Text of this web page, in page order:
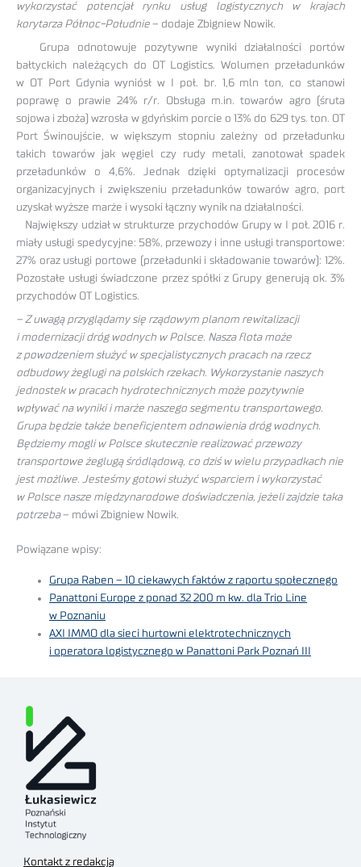
wykorzystać potencjał rynku usług logistycznych w krajach
korytarza Północ-Południe – dodaje Zbigniew Nowik.
Grupa odnotowuje pozytywne wyniki działalności portów
bałtyckich należących do OT Logistics. Wolumen przeładunków
w OT Port Gdynia wyniósł w I poł. br. 1,6 mln ton, co stanowi
poprawę o prawie 24% r/r. Obsługa m.in. towarów agro (śruta
sojowa i zboża) wzrosła w gdyńskim porcie o 13% do 629 tys. ton. OT
Port Świnoujście, w większym stopniu zależny od przeładunku
takich towarów jak węgiel czy rudy metali, zanotował spadek
przeładunków o 4,6%. Jednak dzięki optymalizacji procesów
organizacyjnych i zwiększeniu przeładunków towarów agro, port
uzyskał wyższe marże i wysoki łączny wynik na działalności.
Największy udział w strukturze przychodów Grupy w I poł. 2016 r.
miały usługi spedycyjne: 58%, przewozy i inne usługi transportowe:
27% oraz usługi portowe (przeładunki i składowanie towarów): 12%.
Pozostałe usługi świadczone przez spółki z Grupy generują ok. 3%
przychodów OT Logistics.
– Z uwagą przyglądamy się rządowym planom rewitalizacji
i modernizacji dróg wodnych w Polsce. Nasza flota może
z powodzeniem służyć w specjalistycznych pracach na rzecz
odbudowy żeglugi na polskich rzekach. Wykorzystanie naszych
jednostek w pracach hydrotechnicznych może pozytywnie
wpływać na wyniki i marże naszego segmentu transportowego.
Grupa będzie także beneficjentem odnowienia dróg wodnych.
Będziemy mogli w Polsce skutecznie realizować przewozy
transportowe żeglugą śródlądową, co dziś w wielu przypadkach nie
jest możliwe. Jesteśmy gotowi służyć wsparciem i wykorzystać
w Polsce nasze międzynarodowe doświadczenia, jeżeli zajdzie taka
potrzeba– mówi Zbigniew Nowik.
Powiązane wpisy:
Grupa Raben – 10 ciekawych faktów z raportu społecznego
Panattoni Europe z ponad 32 200 m kw. dla Trio Line
w Poznaniu
AXI IMMO dla sieci hurtowni elektrotechnicznych
i operatora logistycznego w Panattoni Park Poznań III
Kontakt z redakcją